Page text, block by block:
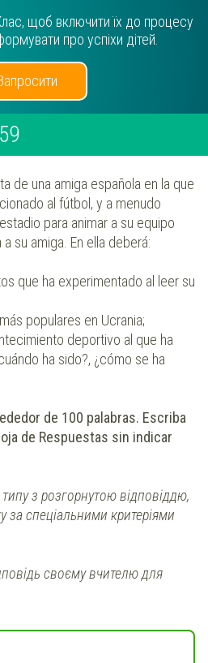
щоб включити їх до процесу
про успіхи дітей.
de una amiga española en la que
al fútbol, y a menudo
para animar a su equipo
su amiga. En ella deberá:
que ha experimentado al leer su
populares en Ucrania;
deportivo al que ha
ha sido?, ¿cómo se ha
de 100 palabras. Escriba
de Respuestas sin indicar
з розгорнутою відповіддю,
за спеціальними критеріями
своєму вчителю для